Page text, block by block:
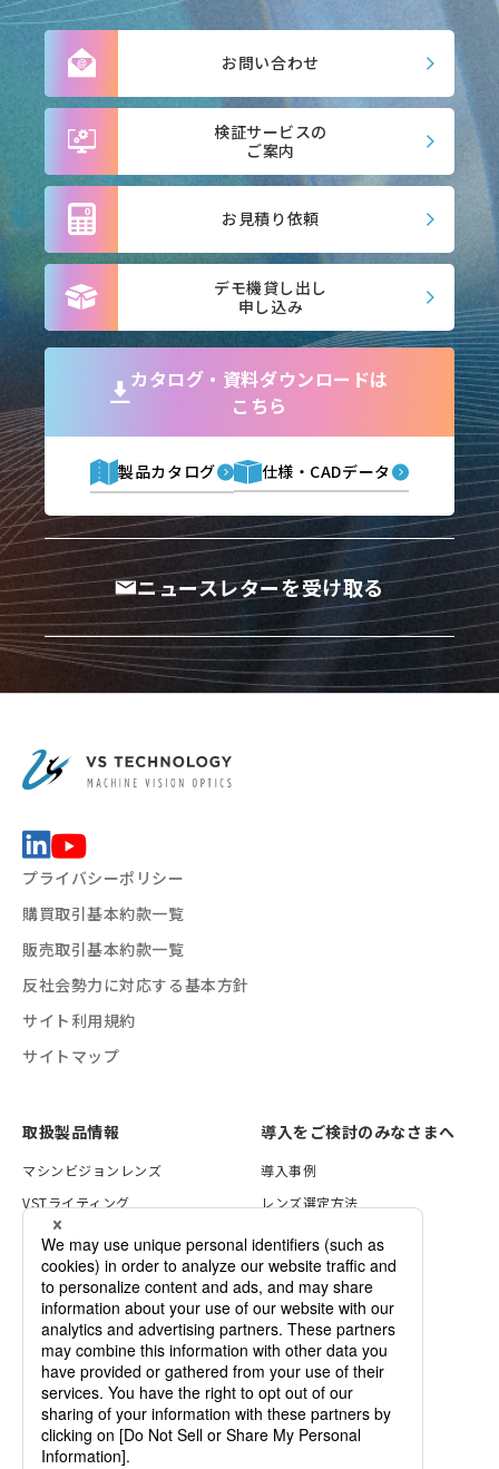
お問い合わせ
検証サービスの
ご案内
お見積り依頼
デモ機貸し出し
申し込み
カタログ・資料ダウンロードは
こちら
製品カタログ 仕様・CADデータ
ニュースレターを受け取る
プライバシーポリシー
購買取引基本約款一覧
販売取引基本約款一覧
反社会勢力に対応する基本方針
サイト利用規約
サイトマップ
取扱製品情報
マシンビジョンレンズ
VSTライティング
画像処理ソリューション
セキュリティレンズ
各種資料一覧
導入をご検討のみなさまへ
導入事例
レンズ選定方法
照明の選定方法
検証サービスのご案内
デモ機のご依頼
カスタマイズのご案内
企業情報
ニュース
採用情報
ご依頼・お問い合わせ
VSTrend